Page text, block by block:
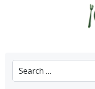
Search
for: